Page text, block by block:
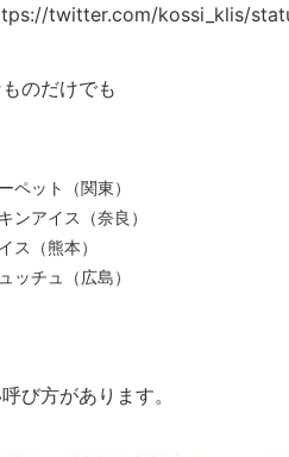
twitter.com/kossi_klis/
のだけでも
ペット（関東）
ンアイス（奈良）
ス（熊本）
ッチュ（広島）
び方があります。